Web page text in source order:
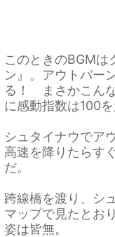
このときのBGMは
ン』。アウトバー
る！ まさかこん
に感動指数は100を
シュタイナウでア
高速を降りたらす
だ。
跨線橋を渡り、シ
マップで見たとお
姿は皆無。